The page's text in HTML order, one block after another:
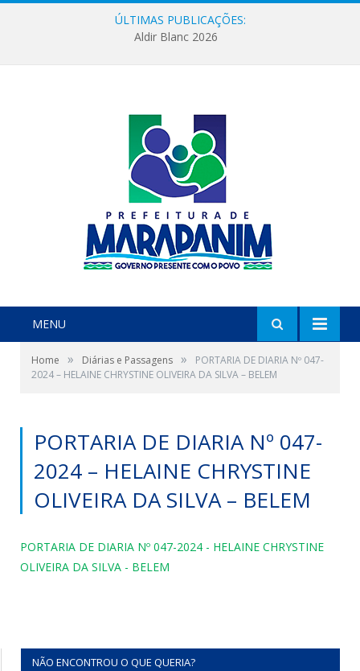
ÚLTIMAS PUBLICAÇÕES:
Aldir Blanc 2026
MENU
Home » Diárias e Passagens »
PORTARIA DE DIARIA Nº 047-
2024 – HELAINE CHRYSTINE OLIVEIRA DA SILVA – BELEM
PORTARIA DE DIARIA Nº 047-
2024 – HELAINE CHRYSTINE
OLIVEIRA DA SILVA – BELEM
PORTARIA DE DIARIA Nº 047-2024 - HELAINE CHRYSTINE
OLIVEIRA DA SILVA - BELEM
NÃO ENCONTROU O QUE QUERIA?